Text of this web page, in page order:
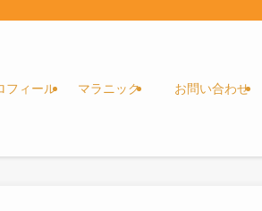
フィール マラニック お問い合わせ